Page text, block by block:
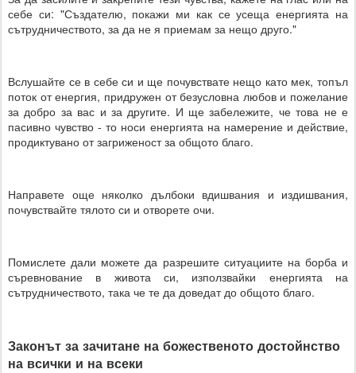
себе си: "Създателю, покажи ми как се усеща енергията на
сътрудничеството, за да не я приемам за нещо друго."
Вслушайте се в себе си и ще почувствате нещо като мек, топъл
поток от енергия, придружен от безусловна любов и пожелание
за добро за вас и за другите. И ще забележите, че това не е
пасивно чувство - то носи енергията на намерение и действие,
продиктувано от загриженост за общото благо.
Направете още няколко дълбоки вдишвания и издишвания,
почувствайте тялото си и отворете очи.
Помислете дали можете да разрешите ситуациите на борба и
съревнование в живота си, използвайки енергията на
сътрудничеството, така че те да доведат до общото благо.
Законът за зачитане на божественото достойнство
на всички и на всеки